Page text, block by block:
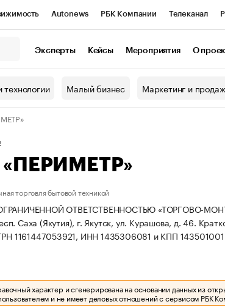
Autonews РБК Компании Телеканал
Эксперты Кейсы Мероприятия О
технологии Малый бизнес Маркетинг и
торговля бытовой техникой
ОТВЕТСТВЕННОСТЬЮ «ТОРГОВО-
Саха (Якутия), г. Якутск, ул. Курашова, д. 46.
1161447053921, ИНН 1435306081 и КПП
характер и сгенерирована на основании данных из
и не имеет деловых отношений с сервисом РБК